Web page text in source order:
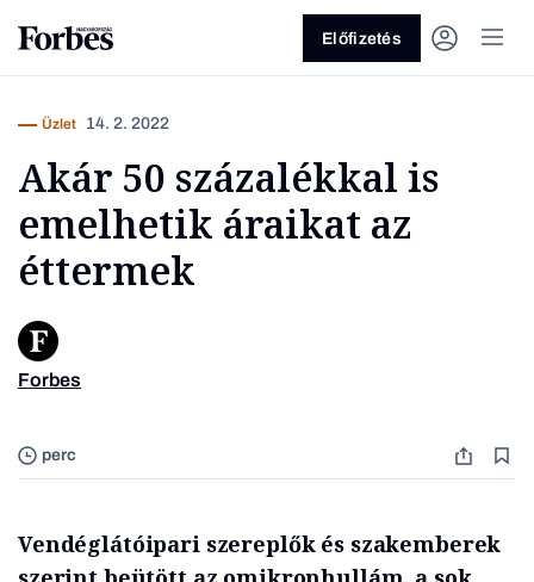
Előfizetés
perc
Üzlet 14. 2. 2022
Akár 50 százalékkal is
emelhetik áraikat az
éttermek
Forbes
Vendéglátóipari szereplők és szakemberek